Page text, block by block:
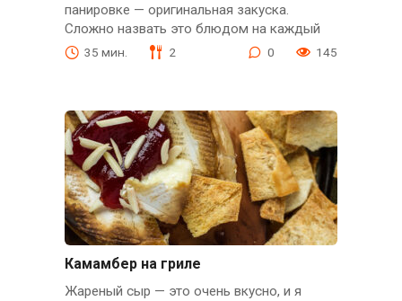
панировке — оригинальная закуска.
Сложно назвать это блюдом на каждый
35 мин. 2 0 145
Камамбер на гриле
Жареный сыр — это очень вкусно, и я